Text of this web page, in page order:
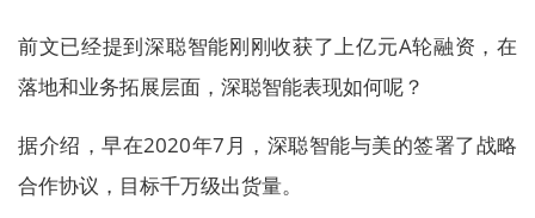
前文已经提到深聪智能刚刚收获了上亿元A轮融资，在
落地和业务拓展层面，深聪智能表现如何呢？
据介绍，早在2020年7月，深聪智能与美的签署了战略
合作协议，目标千万级出货量。